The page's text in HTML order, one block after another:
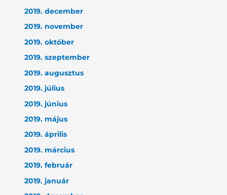
2019. december
2019. november
2019. október
2019. szeptember
2019. augusztus
2019. július
2019. június
2019. május
2019. április
2019. március
2019. február
2019. január